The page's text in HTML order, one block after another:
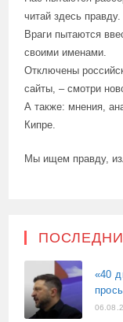
читай здесь правду.
Враги пытаются
своими именами.
Отключены
сайты, – смотри
А также: мнения,
Кипре.
Мы ищем правду,
«40